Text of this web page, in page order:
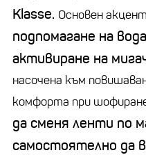
Klasse. Основен
подпомагане на
активиране на
насочена към
комфорта при
да сменя ленти по
самостоятелно да